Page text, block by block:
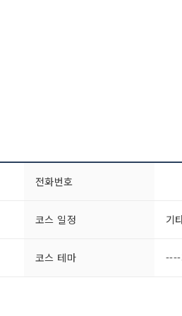
전화번호
코스 일정 기
코스 테마